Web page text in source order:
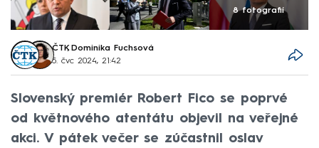
8 fotografií
ČTK, Dominika Fuchsová
5. čvc 2024, 21:42
Slovenský premiér Robert Fico se poprvé
od květnového atentátu objevil na veřejné
akci. V pátek večer se zúčastnil oslav